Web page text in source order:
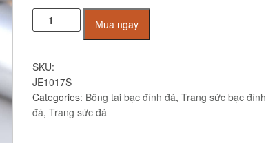
Hoa
tai
cao
cấp
đính
đá
Mua ngay
SKU:
JE1017S
Categories: Bông tai bạc đính đá, Trang sức bạc đính
đá, Trang sức đá